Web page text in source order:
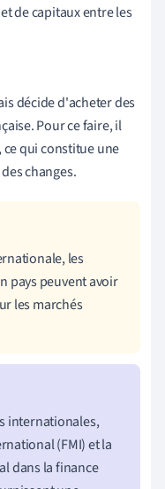
de capitaux entre les
décide d'acheter des
Pour ce faire, il
qui constitue une
changes.
les
pays peuvent avoir
les marchés
internationales,
(FMI) et la
dans la finance